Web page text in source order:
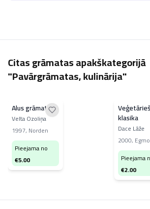
Citas grāmatas apakškategorijā
"Pavārgrāmatas, kulinārija"
Alus grāmata
Velta Ozoliņa
1997, Norden
Pieejama no
€5.00
klasika
Dace Lāže
2000,
Pieejama
€2.00